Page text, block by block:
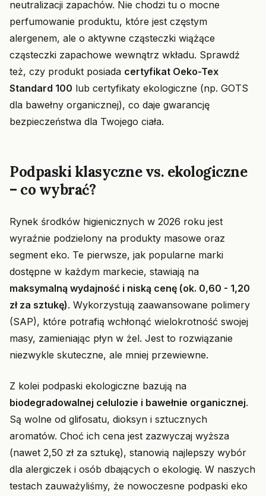
neutralizacji zapachów. Nie chodzi tu o mocne
perfumowanie produktu, które jest częstym
alergenem, ale o aktywne cząsteczki wiążące
cząsteczki zapachowe wewnątrz wkładu. Sprawdź
też, czy produkt posiada certyfikat Oeko-Tex
Standard 100 lub certyfikaty ekologiczne (np. GOTS
dla bawełny organicznej), co daje gwarancję
bezpieczeństwa dla Twojego ciała.
Podpaski klasyczne vs. ekologiczne
– co wybrać?
Rynek środków higienicznych w 2026 roku jest
wyraźnie podzielony na produkty masowe oraz
segment eko. Te pierwsze, jak popularne marki
dostępne w każdym markecie, stawiają na
maksymalną wydajność i niską cenę (ok. 0,60 - 1,20
zł za sztukę). Wykorzystują zaawansowane polimery
(SAP), które potrafią wchłonąć wielokrotność swojej
masy, zamieniając płyn w żel. Jest to rozwiązanie
niezwykle skuteczne, ale mniej przewiewne.
Z kolei podpaski ekologiczne bazują na
biodegradowalnej celulozie i bawełnie organicznej.
Są wolne od glifosatu, dioksyn i sztucznych
aromatów. Choć ich cena jest zazwyczaj wyższa
(nawet 2,50 zł za sztukę), stanowią najlepszy wybór
dla alergiczek i osób dbających o ekologię. W naszych
testach zauważyliśmy, że nowoczesne podpaski eko